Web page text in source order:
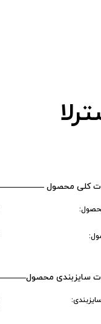
کلی محصول
سایزبندی محصول